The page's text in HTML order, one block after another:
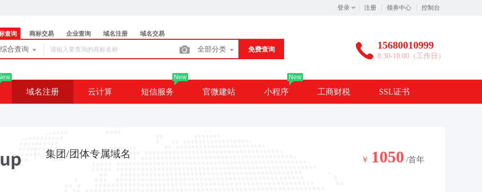
登录 注册 领券中心 控制台
查询 商标交易 企业查询 域名注册 域名交易
综合查询 全部分类 免费查询 15680010999
8:30-18:00（工作日）
域名注册 云计算 短信服务
New
官微建站 小程序
New
工商财税 SSL证书
集团/团体专属域名
￥ 1050 /首年